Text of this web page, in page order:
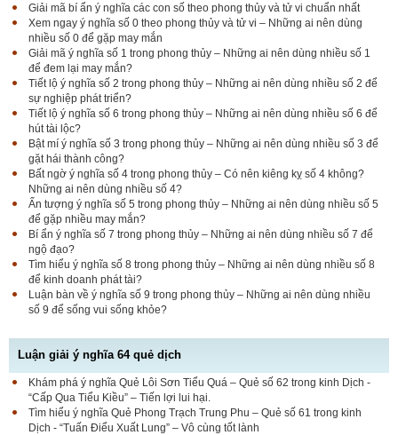
Giải mã bí ẩn ý nghĩa các con số theo phong thủy và tử vi chuẩn nhất
Xem ngay ý nghĩa số 0 theo phong thủy và tử vi – Những ai nên dùng
nhiều số 0 để gặp may mắn
Giải mã ý nghĩa số 1 trong phong thủy – Những ai nên dùng nhiều số 1
để đem lại may mắn?
Tiết lộ ý nghĩa số 2 trong phong thủy – Những ai nên dùng nhiều số 2 để
sự nghiệp phát triển?
Tiết lộ ý nghĩa số 6 trong phong thủy – Những ai nên dùng nhiều số 6 để
hút tài lộc?
Bật mí ý nghĩa số 3 trong phong thủy – Những ai nên dùng nhiều số 3 để
gặt hái thành công?
Bất ngờ ý nghĩa số 4 trong phong thủy – Có nên kiêng kỵ số 4 không?
Những ai nên dùng nhiều số 4?
Ấn tượng ý nghĩa số 5 trong phong thủy – Những ai nên dùng nhiều số 5
để gặp nhiều may mắn?
Bí ẩn ý nghĩa số 7 trong phong thủy – Những ai nên dùng nhiều số 7 để
ngộ đạo?
Tìm hiểu ý nghĩa số 8 trong phong thủy – Những ai nên dùng nhiều số 8
để kinh doanh phát tài?
Luận bàn về ý nghĩa số 9 trong phong thủy – Những ai nên dùng nhiều
số 9 để sống vui sống khỏe?
Luận giải ý nghĩa 64 quẻ dịch
Khám phá ý nghĩa Quẻ Lôi Sơn Tiểu Quá – Quẻ số 62 trong kinh Dịch -
“Cấp Qua Tiểu Kiều” – Tiến lợi lui hại.
Tìm hiểu ý nghĩa Quẻ Phong Trạch Trung Phu – Quẻ số 61 trong kinh
Dịch - “Tuấn Điểu Xuất Lung” – Vô cùng tốt lành